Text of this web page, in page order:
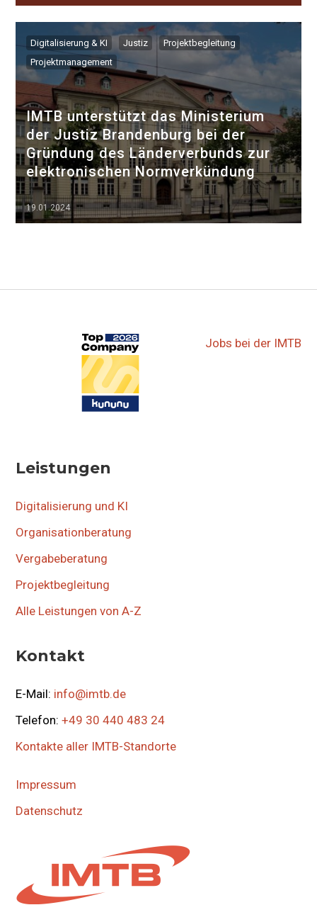
Digitalisierung & KI Justiz
Projektbegleitung
Projektmanagement
IMTB unterstützt das Ministerium
der Justiz Brandenburg bei der
Gründung des Länderverbunds zur
elektronischen Normverkündung
19.01.2024
Jobs bei der IMTB
Leistungen
Digitalisierung und KI
Organisationberatung
Vergabeberatung
Projektbegleitung
Alle Leistungen von A-Z
Kontakt
E-Mail: info@imtb.de
Telefon:+49 30 440 483 24
Kontakte aller IMTB-Standorte
Impressum
Datenschutz